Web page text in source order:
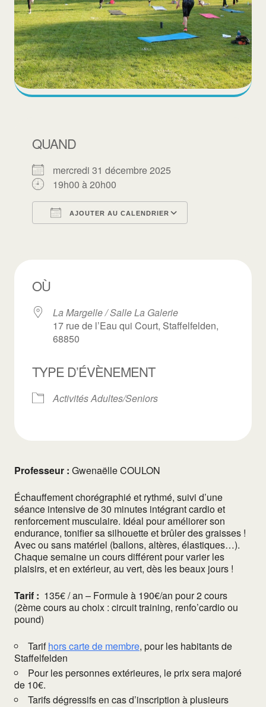
QUAND
mercredi 31 décembre 2025
19h00 à 20h00
AJOUTER AU CALENDRIER
OÙ
La Margelle / Salle La Galerie
17 rue de l’Eau qui Court, Staffelfelden,
68850
TYPE D’ÉVÈNEMENT
Activités Adultes/Seniors
Professeur : Gwenaëlle COULON
Échauffement chorégraphié et rythmé, suivi d’une
séance intensive de 30 minutes intégrant cardio et
renforcement musculaire. Idéal pour améliorer son
endurance, tonifier sa silhouette et brûler des graisses !
Avec ou sans matériel (ballons, altères, élastiques…).
Chaque semaine un cours différent pour varier les
plaisirs, et en extérieur, au vert, dès les beaux jours !
Tarif : 135€ / an – Formule à 190€/an pour 2 cours
(2ème cours au choix : circuit training, renfo’cardio ou
pound)
Tarifhors carte de membre, pour les habitants de
Staffelfelden
Pour les personnes extérieures, le prix sera majoré
de 10€.
Tarifs dégressifs en cas d’inscription à plusieurs